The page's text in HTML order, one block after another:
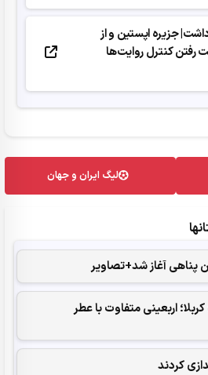
جزیره اپستین و از
رفتن کنترل روایت‌ها
لیگ ایران و جهان
پناهی آغاز شد+تصاویر
اربعینی متفاوت با عطر
کردند